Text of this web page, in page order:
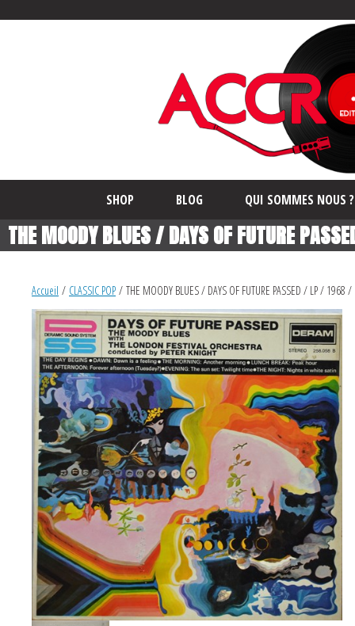
SHOP BLOG QUI SOMMES NOUS ?
THE MOODY BLUES / DAYS OF FUTURE
Accueil / CLASSIC POP / THE MOODY BLUES / DAYS OF FUTURE PASSED / LP / 1968 /